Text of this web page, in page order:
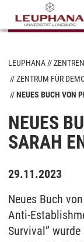
LEUPHANA
ZENTREN
ZENTRUM FÜR
NEUES BUCH VON
NEUES
SARAH
29.11.2023
Neues Buch
Anti-
Survival”